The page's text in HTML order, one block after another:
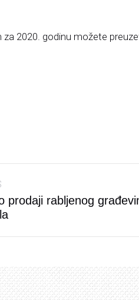
za 2020. godinu možete
prodaji rabljenog